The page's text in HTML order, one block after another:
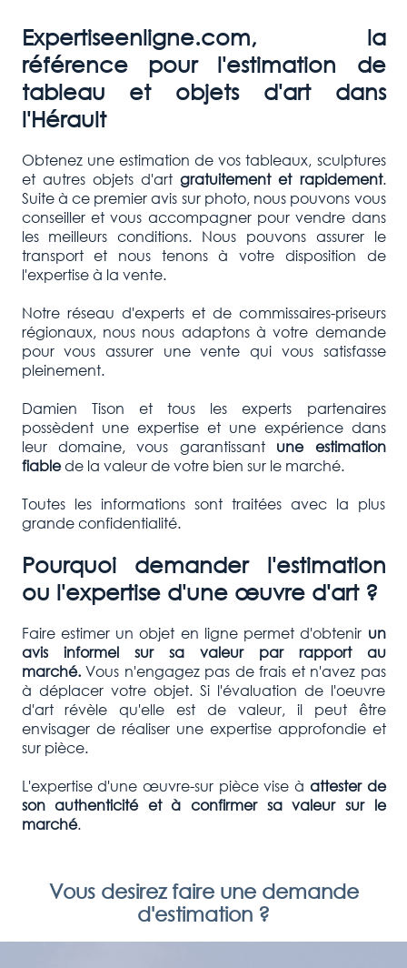
Expertiseenligne.com, la
référence pour l'estimation de
tableau et objets d'art dans
l'Hérault
Obtenez une estimation de vos tableaux, sculptures
et autres objets d'art gratuitement et rapidement.
Suite à ce premier avis sur photo, nous pouvons vous
conseiller et vous accompagner pour vendre dans
les meilleurs conditions. Nous pouvons assurer le
transport et nous tenons à votre disposition de
l'expertise à la vente.
Notre réseau d'experts et de commissaires-priseurs
régionaux, nous nous adaptons à votre demande
pour vous assurer une vente qui vous satisfasse
pleinement.
Damien Tison et tous les experts partenaires
possèdent une expertise et une expérience dans
leur domaine, vous garantissantune estimation
fiablede la valeur de votre bien sur le marché.
Toutes les informations sont traitées avec la plus
grande confidentialité.
Pourquoi demander l'estimation
ou l'expertise d'une œuvre d'art ?
Faire estimer un objet en ligne permet d'obtenir un
avis informel sur sa valeur par rapport au
marché. Vous n'engagez pas de frais et n'avez pas
à déplacer votre objet. Si l'évaluation de l'oeuvre
d'art révèle qu'elle est de valeur, il peut être
envisager de réaliser une expertise approfondie et
sur pièce.
L'expertise d'une œuvre-sur pièce vise à attester de
son authenticité et à confirmer sa valeur sur le
marché.
Vous desirez faire une demande
d'estimation ?